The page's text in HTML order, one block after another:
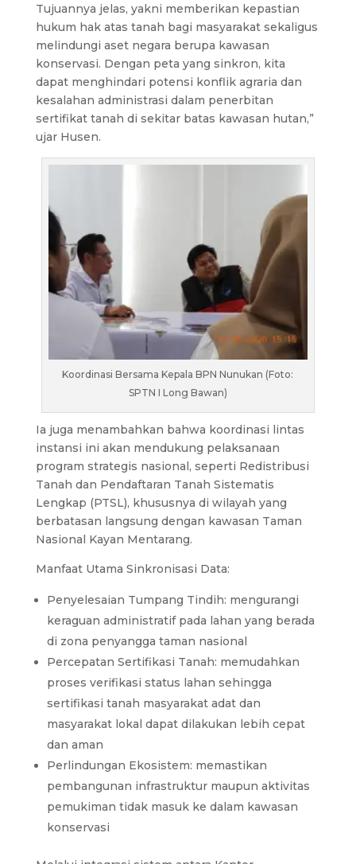
Tujuannya jelas, yakni memberikan kepastian
hukum hak atas tanah bagi masyarakat sekaligus
melindungi aset negara berupa kawasan
konservasi. Dengan peta yang sinkron, kita
dapat menghindari potensi konflik agraria dan
kesalahan administrasi dalam penerbitan
sertifikat tanah di sekitar batas kawasan hutan,”
ujar Husen.
Koordinasi Bersama Kepala BPN Nunukan (Foto:
SPTN I Long Bawan)
Ia juga menambahkan bahwa koordinasi lintas
instansi ini akan mendukung pelaksanaan
program strategis nasional, seperti Redistribusi
Tanah dan Pendaftaran Tanah Sistematis
Lengkap (PTSL), khususnya di wilayah yang
berbatasan langsung dengan kawasan Taman
Nasional Kayan Mentarang.
Manfaat Utama Sinkronisasi Data:
Penyelesaian Tumpang Tindih: mengurangi
keraguan administratif pada lahan yang berada
di zona penyangga taman nasional
Percepatan Sertifikasi Tanah: memudahkan
proses verifikasi status lahan sehingga
sertifikasi tanah masyarakat adat dan
masyarakat lokal dapat dilakukan lebih cepat
dan aman
Perlindungan Ekosistem: memastikan
pembangunan infrastruktur maupun aktivitas
pemukiman tidak masuk ke dalam kawasan
konservasi